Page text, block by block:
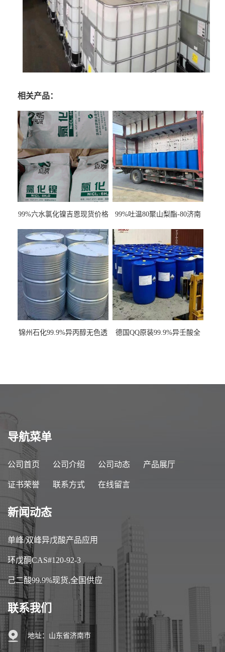
相关产品：
99%六水氯化镍吉恩现货价格
99%吐温80聚山梨酯-80济南
锦州石化99.9%异丙醇无色透
德国QQ原装99.9%异壬酸全
导航菜单
公司首页 公司介绍 公司动态 产品展厅
证书荣誉 联系方式 在线留言
新闻动态
单峰/双峰异戊酸产品应用
环戊酮CAS#120-92-3
己二酸99.9%现货,全国供应
联系我们
地址：山东省济南市